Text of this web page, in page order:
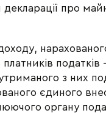
декларації про
податків
з них
єдиного
органу